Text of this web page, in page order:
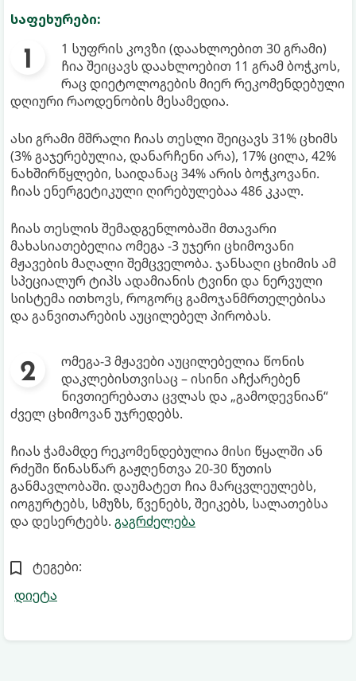
საფეხურები:
1 სუფრის კოვზი (დაახლოებით 30 გრამი)
ჩია შეიცავს დაახლოებით 11 გრამ ბოჭკოს,
რაც დიეტოლოგების მიერ რეკომენდებული
დღიური რაოდენობის მესამედია.
ასი გრამი მშრალი ჩიას თესლი შეიცავს 31% ცხიმს
(3% გაჯერებულია, დანარჩენი არა), 17% ცილა, 42%
ნახშირწყლები, საიდანაც 34% არის ბოჭკოვანი.
ჩიას ენერგეტიკული ღირებულებაა 486 კკალ.
ჩიას თესლის შემადგენლობაში მთავარი
მახასიათებელია ომეგა -3 უჯერი ცხიმოვანი
მჟავების მაღალი შემცველობა. ჯანსაღი ცხიმის ამ
სპეციალურ ტიპს ადამიანის ტვინი და ნერვული
სისტემა ითხოვს, როგორც გამოჯანმრთელებისა
და განვითარების აუცილებელ პირობას.
ომეგა-3 მჟავები აუცილებელია წონის
დაკლებისთვისაც – ისინი აჩქარებენ
ნივთიერებათა ცვლას და „გამოდევნიან“
ძველ ცხიმოვან უჯრედებს.
ჩიას ჭამამდე რეკომენდებულია მისი წყალში ან
რძეში წინასწარ გაჟღენთვა 20-30 წუთის
განმავლობაში. დაუმატეთ ჩია მარცვლეულებს,
იოგურტებს, სმუზს, წვენებს, შეიკებს, სალათებსა
და დესერტებს. გაგრძელება
ტეგები:
დიეტა